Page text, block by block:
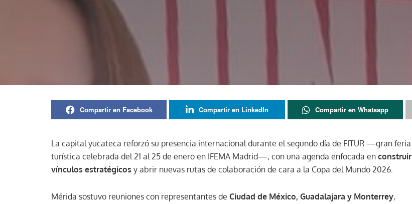
Compartir en Facebook Compartir en LinkedIn Compartir en Whatsapp
La capital yucateca reforzó su presencia internacional durante el segundo día de FITUR —gran feria
turística celebrada del 21 al 25 de enero en IFEMA Madrid—, con una agenda enfocada en construir
vínculos estratégicos y abrir nuevas rutas de colaboración de cara a la Copa del Mundo 2026.
Mérida sostuvo reuniones con representantes de Ciudad de México, Guadalajara y Monterrey,